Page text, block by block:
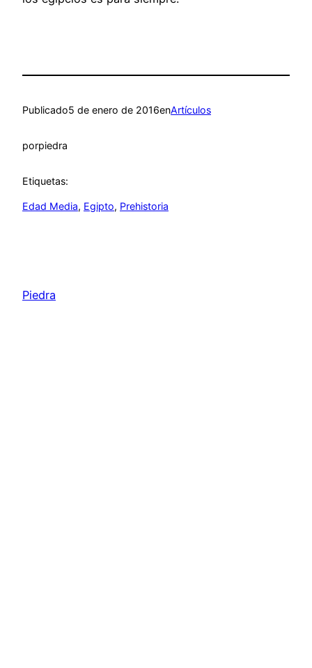
Publicado5 de enero de 2016enArtículos
porpiedra
Etiquetas:
Edad Media, Egipto, Prehistoria
Piedra